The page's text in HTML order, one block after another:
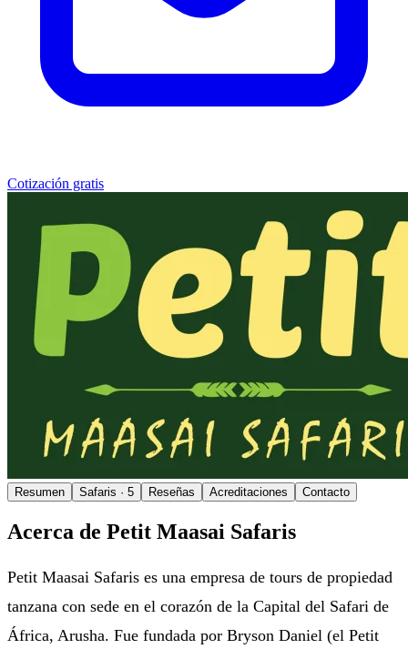
Cotización gratis
Resumen Safaris · 5 Reseñas Acreditaciones Contacto
Acerca de Petit Maasai Safaris
Petit Maasai Safaris es una empresa de tours de propiedad
tanzana con sede en el corazón de la Capital del Safari de
África, Arusha. Fue fundada por Bryson Daniel (el Petit